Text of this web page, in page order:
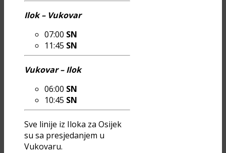
Ilok – Vukovar
07:00 SN
11:45 SN
Vukovar – Ilok
06:00 SN
10:45 SN
Sve linije iz Iloka za Osijek
su sa presjedanjem u
Vukovaru.